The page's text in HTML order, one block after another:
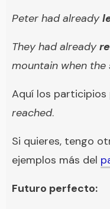
Peter had already
They had already
mountain when the
Aquí los participios
reached.
Si quieres, tengo
ejemplos más del
Futuro perfecto: